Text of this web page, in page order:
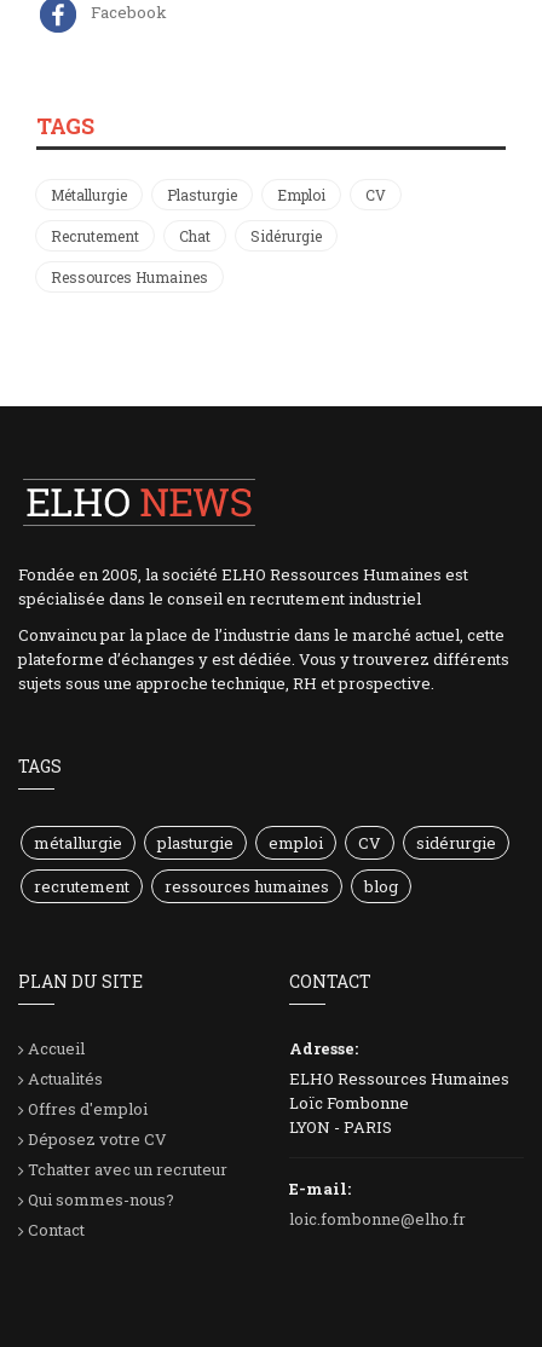
Facebook
TAGS
Métallurgie Plasturgie Emploi CV
Recrutement Chat Sidérurgie
Ressources Humaines
Fondée en 2005, la société ELHO Ressources Humaines est
spécialisée dans le conseil en recrutement industriel
Convaincu par la place de l’industrie dans le marché actuel, cette
plateforme d’échanges y est dédiée. Vous y trouverez différents
sujets sous une approche technique, RH et prospective.
TAGS
métallurgie plasturgie emploi CV
sidérurgie
recrutement
ressources humaines blog
PLAN DU SITE
Accueil
Actualités
Offres d'emploi
Déposez votre CV
Tchatter avec un recruteur
Qui sommes-nous?
Contact
CONTACT
Adresse:
ELHO Ressources Humaines
Loïc Fombonne
LYON - PARIS
E-mail:
loic.fombonne@elho.fr